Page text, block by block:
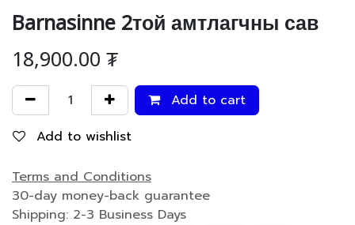
Barnasinne 2той амтлагчны сав
18,900.00₮
Add to cart
Add to wishlist
Terms and Conditions
30-day money-back guarantee
Shipping: 2-3 Business Days